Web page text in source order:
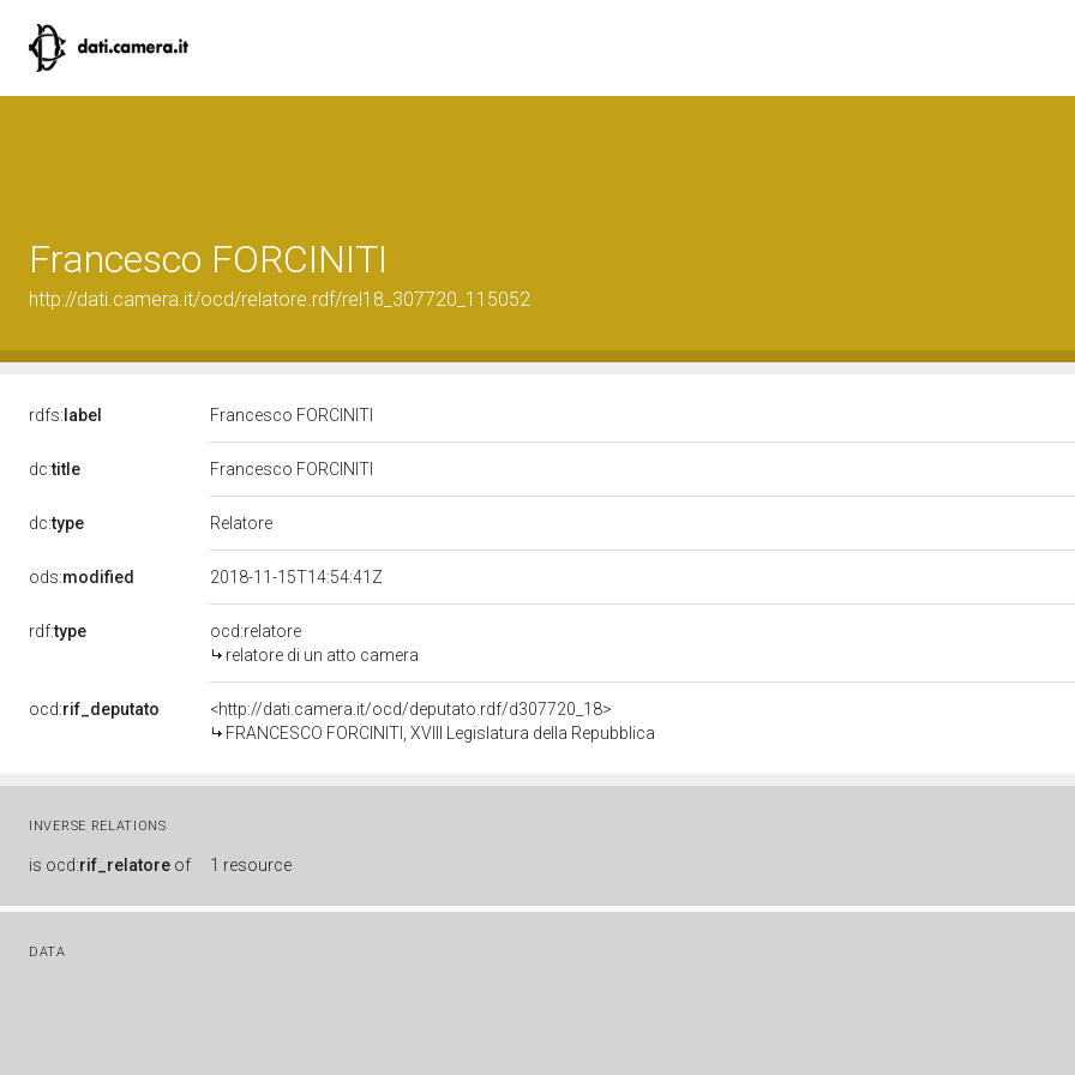
Francesco FORCINITI
http://dati.camera.it/ocd/relatore.rdf/rel18_307720_115052
rdfs: label Francesco FORCINITI
dc:title Francesco FORCINITI
dc:type Relatore
ods:modified 2018-11-15T14:54:41Z
rdf:type
ocd:relatore
relatore di un atto camera
ocd:rif_deputato
<http://dati.camera.it/ocd/deputato.rdf/d307720_18>
FRANCESCO FORCINITI, XVIII Legislatura della Repubblica
INVERSE RELATIONS
is ocd:rif_relatore of 1 resource
DATA